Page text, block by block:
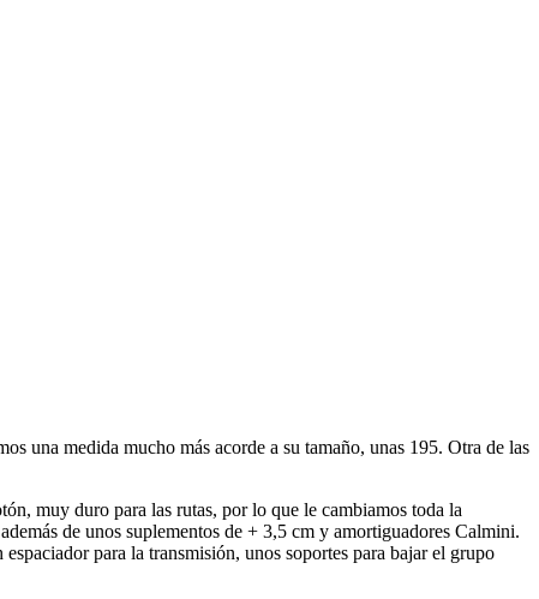
una medida mucho más acorde a su tamaño, unas 195. Otra de las
muy duro para las rutas, por lo que le cambiamos toda la
de unos suplementos de + 3,5 cm y amortiguadores Calmini.
para la transmisión, unos soportes para bajar el grupo